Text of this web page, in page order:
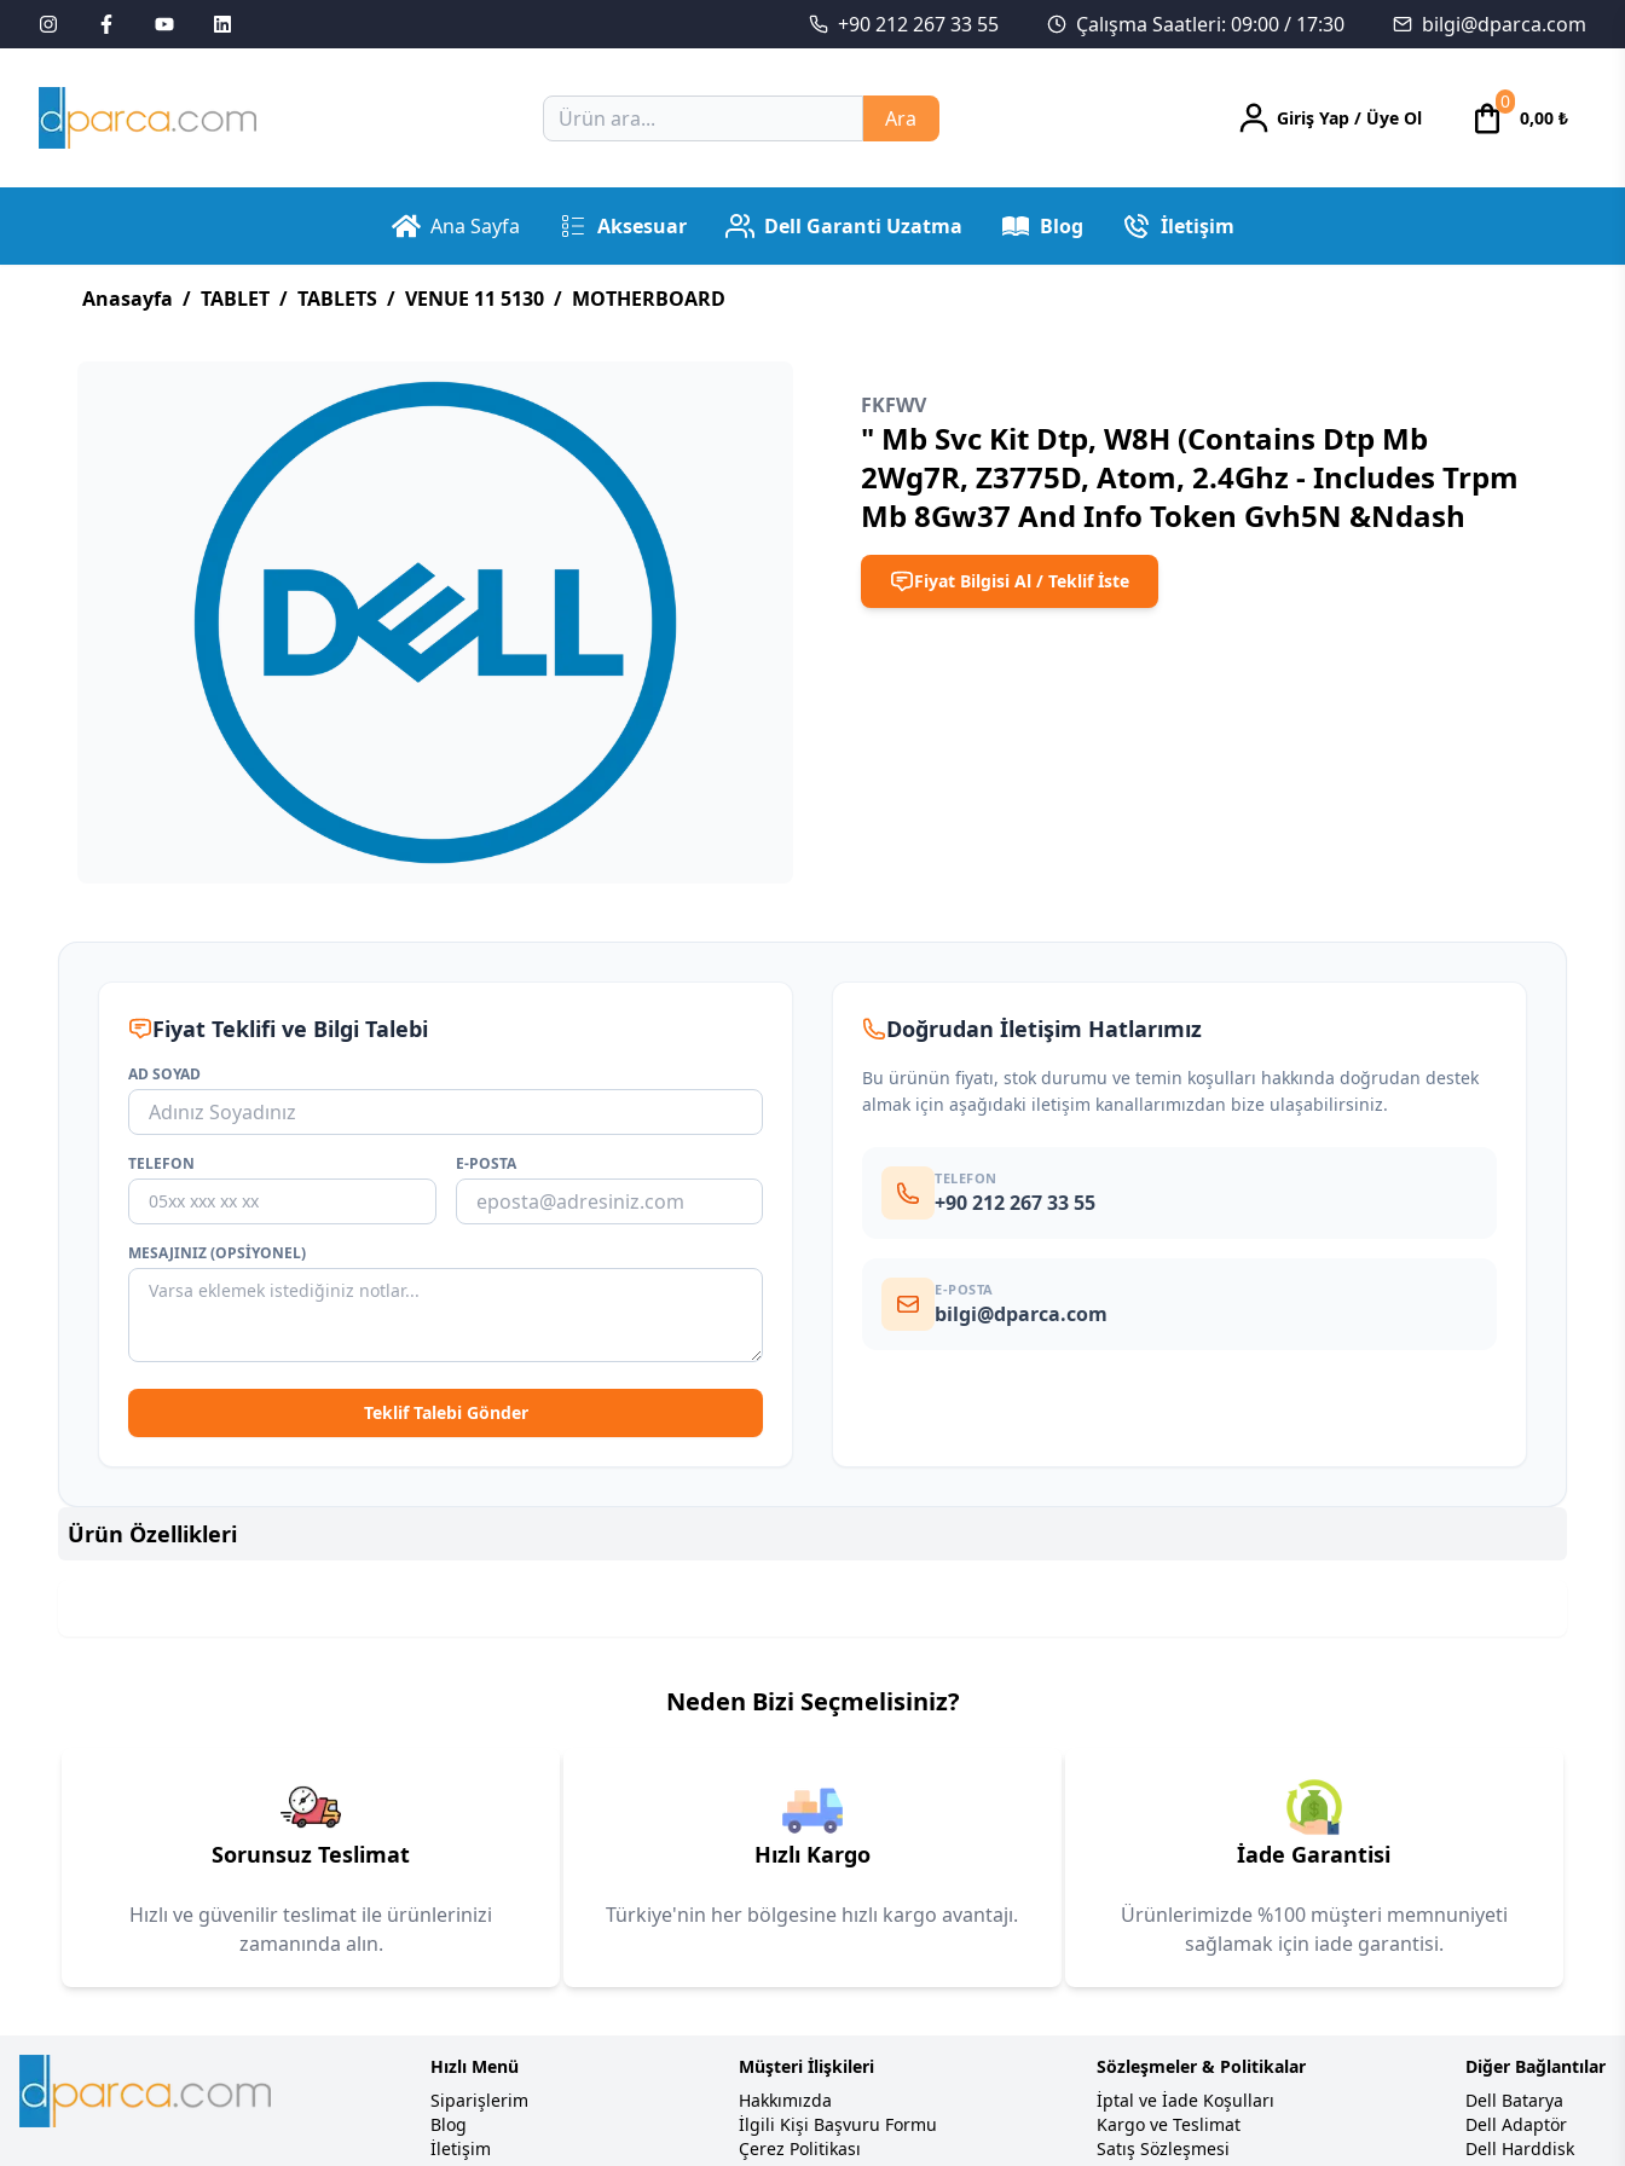
+90 212 267 33 55 Çalışma Saatleri: 09:00 / 17:30 bilgi@dparca.com
Ara Giriş Yap / Üye Ol
0
0,00 ₺
Ana Sayfa Aksesuar Dell Garanti Uzatma Blog İletişim
Anasayfa / TABLET / TABLETS / VENUE 11 5130 / MOTHERBOARD
FKFWV
" Mb Svc Kit Dtp, W8H (Contains Dtp Mb
2Wg7R, Z3775D, Atom, 2.4Ghz - Includes Trpm
Mb 8Gw37 And Info Token Gvh5N &Ndash
Fiyat Bilgisi Al / Teklif İste
Fiyat Teklifi ve Bilgi Talebi
AD SOYAD
TELEFON E-POSTA
MESAJINIZ (OPSIYONEL)
Teklif Talebi Gönder
Doğrudan İletişim Hatlarımız
Bu ürünün fiyatı, stok durumu ve temin koşulları hakkında doğrudan destek
almak için aşağıdaki iletişim kanallarımızdan bize ulaşabilirsiniz.
TELEFON
+90 212 267 33 55
E-POSTA
bilgi@dparca.com
Ürün Özellikleri
Neden Bizi Seçmelisiniz?
Sorunsuz Teslimat
Hızlı ve güvenilir teslimat ile ürünlerinizi
zamanında alın.
Hızlı Kargo
Türkiye'nin her bölgesine hızlı kargo avantajı.
İade Garantisi
Ürünlerimizde %100 müşteri memnuniyeti
sağlamak için iade garantisi.
Hızlı Menü
Siparişlerim
Blog
İletişim
Müşteri İlişkileri
Hakkımızda
İlgili Kişi Başvuru Formu
Çerez Politikası
Sözleşmeler & Politikalar
İptal ve İade Koşulları
Kargo ve Teslimat
Satış Sözleşmesi
Diğer Bağlantılar
Dell Batarya
Dell Adaptör
Dell Harddisk